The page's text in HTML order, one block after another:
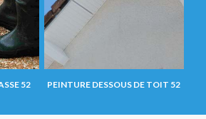
52 PEINTURE DESSOUS DE TOIT 52